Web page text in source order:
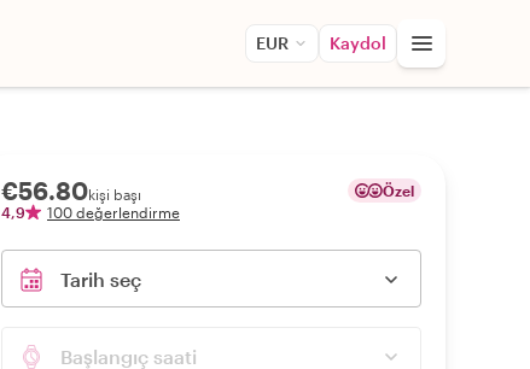
EUR Kaydol
€56.80kişi başı
4,9
100 değerlendirme
Özel
Tarih seç
Başlangıç saati